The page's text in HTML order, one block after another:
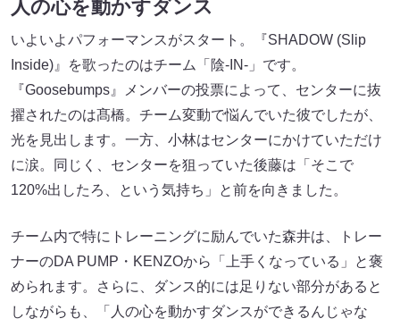
人の心を動かすダンス
いよいよパフォーマンスがスタート。『SHADOW (Slip
Inside)』を歌ったのはチーム「陰-IN-」です。
『Goosebumps』メンバーの投票によって、センターに抜
擢されたのは髙橋。チーム変動で悩んでいた彼でしたが、
光を見出します。一方、小林はセンターにかけていただけ
に涙。同じく、センターを狙っていた後藤は「そこで
120%出したろ、という気持ち」と前を向きました。
チーム内で特にトレーニングに励んでいた森井は、トレー
ナーのDA PUMP・KENZOから「上手くなっている」と褒
められます。さらに、ダンス的には足りない部分があると
しながらも、「人の心を動かすダンスができるんじゃな